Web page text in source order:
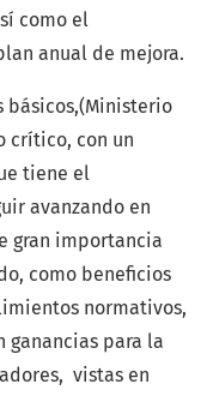
como el
anual de mejora.
crítico, con un
tiene el
avanzando en
gran importancia
como beneficios
normativos,
ganancias para la
vistas en